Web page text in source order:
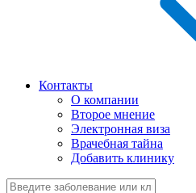
Контакты
О компании
Второе мнение
Электронная виза
Врачебная тайна
Добавить клинику